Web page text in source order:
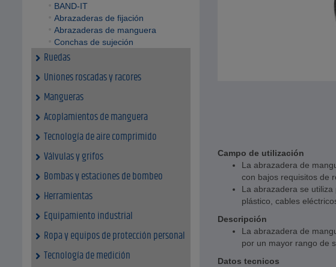
BAND-IT
Abrazaderas de fijación
Abrazaderas de manguera
Conchas de sujeción
Ruedas
Uniones roscadas y racores
Mangueras
Acoplamientos de manguera
Tecnología de aire comprimido
Válvulas y grifos
Bombas y estaciones de bombeo
Herramientas
Equipamiento industrial
Ropa y equipos de protección personal
Tecnología de medición
Campo de utilización
La abrazadera de
con bajos requisitos de
La abrazadera se
plástico, cables
Descripción
La abrazadera de
por un mayor rango de
Datos tecnicos